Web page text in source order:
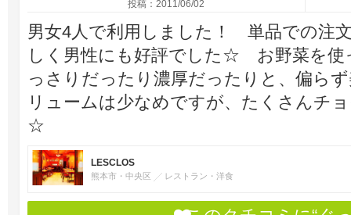
投稿：2011/06/02
男女4人で利用しました！ 単品での注
しく男性にも好評でした☆ お野菜を使
っさりだったり濃厚だったりと、偏ら
リュームは少なめですが、たくさんチ
☆
LESCLOS
熊本市・中央区 レストラン・洋食